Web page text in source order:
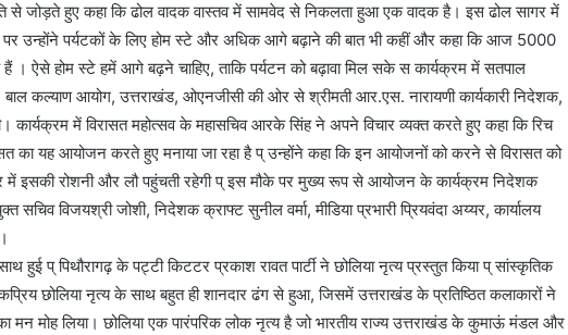
से जोड़ते हुए कहा कि ढोल वादक वास्तव में सामवेद से निकलता हुआ एक वादक है। इस ढोल सागर में
पर उन्होंने पर्यटकों के लिए होम स्टे और अधिक आगे बढ़ाने की बात भी कहीं और कहा कि आज 5000
। ऐसे होम स्टे हमें आगे बढ़ने चाहिए, ताकि पर्यटन को बढ़ावा मिल सके स कार्यक्रम में सतपाल
बाल कल्याण आयोग, उत्तराखंड, ओएनजीसी की ओर से श्रीमती आर.एस. नारायणी कार्यकारी निदेशक,
कार्यक्रम में विरासत महोत्सव के महासचिव आरके सिंह ने अपने विचार व्यक्त करते हुए कहा कि रिच
का यह आयोजन करते हुए मनाया जा रहा है प् उन्होंने कहा कि इन आयोजनों को करने से विरासत को
में इसकी रोशनी और लौ पहुंचती रहेगी प् इस मौके पर मुख्य रूप से आयोजन के कार्यक्रम निदेशक
विजयश्री जोशी, निदेशक क्राफ्ट सुनील वर्मा, मीडिया प्रभारी प्रियवंदा अय्यर, कार्यालय
हुई प् पिथौरागढ़ के पट्टी किटटर प्रकाश रावत पार्टी ने छोलिया नृत्य प्रस्तुत किया प् सांस्कृतिक
छोलिया नृत्य के साथ बहुत ही शानदार ढंग से हुआ, जिसमें उत्तराखंड के प्रतिष्ठित कलाकारों ने
मन मोह लिया। छोलिया एक पारंपरिक लोक नृत्य है जो भारतीय राज्य उत्तराखंड के कुमाऊं मंडल और